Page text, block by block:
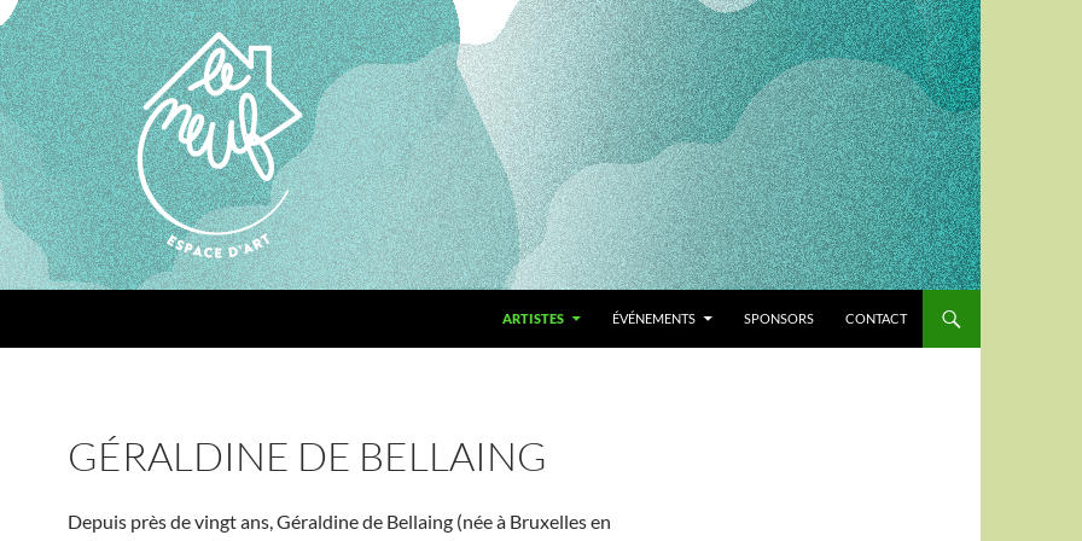
ARTISTES ÉVÉNEMENTS SPONSORS CONTACT
GÉRALDINE DE BELLAING
Depuis près de vingt ans, Géraldine de Bellaing (née à Bruxelles en